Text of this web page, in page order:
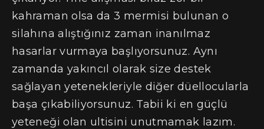
kahraman olsa da 3 mermisi bulunan o
silahına alıştığınız zaman inanılmaz
hasarlar vurmaya başlıyorsunuz. Aynı
zamanda yakıncıl olarak size destek
sağlayan yetenekleriyle diğer düellocularla
başa çıkabiliyorsunuz. Tabii ki en güçlü
yeteneği olan ultisini unutmamak lazım.